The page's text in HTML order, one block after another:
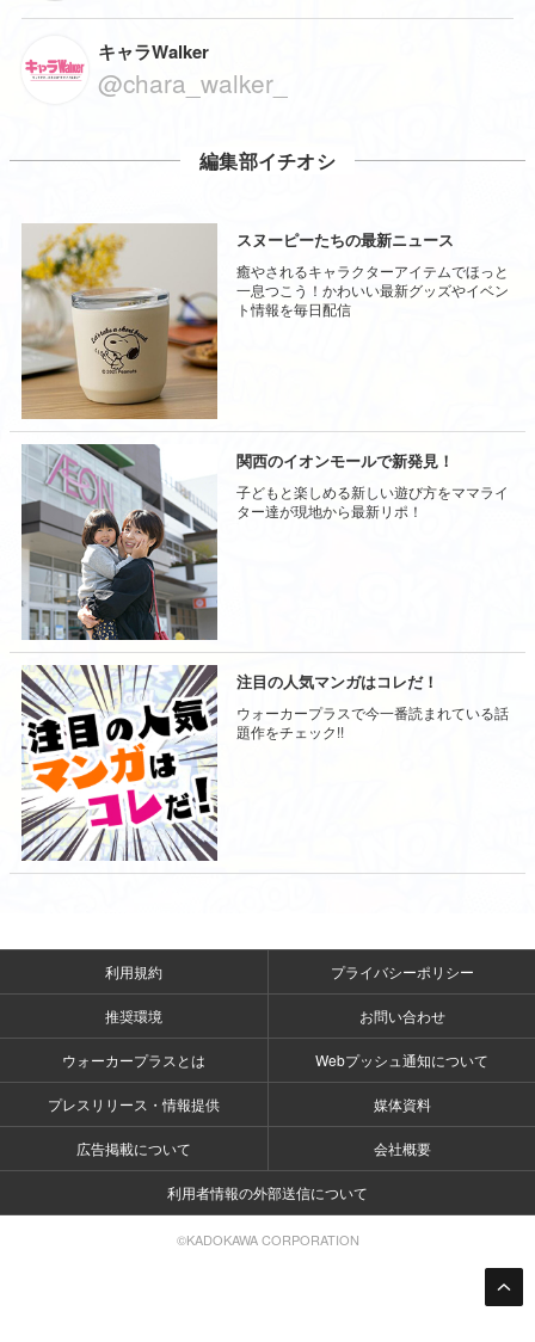
キャラWalker
@chara_walker_
編集部イチオシ
スヌーピーたちの最新ニュース
癒やされるキャラクターアイテムでほっと
一息つこう！かわいい最新グッズやイベン
ト情報を毎日配信
関西のイオンモールで新発見！
子どもと楽しめる新しい遊び方をママライ
ター達が現地から最新リポ！
注目の人気マンガはコレだ！
ウォーカープラスで今一番読まれている話
題作をチェック!!
利用規約 プライバシーポリシー
推奨環境 お問い合わせ
ウォーカープラスとは Webプッシュ通知について
プレスリリース・情報提供 媒体資料
広告掲載について 会社概要
利用者情報の外部送信について
©KADOKAWA CORPORATION